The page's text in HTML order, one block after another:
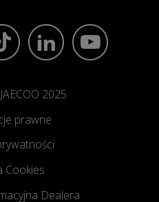
2025
prawne
Cookies
Dealera